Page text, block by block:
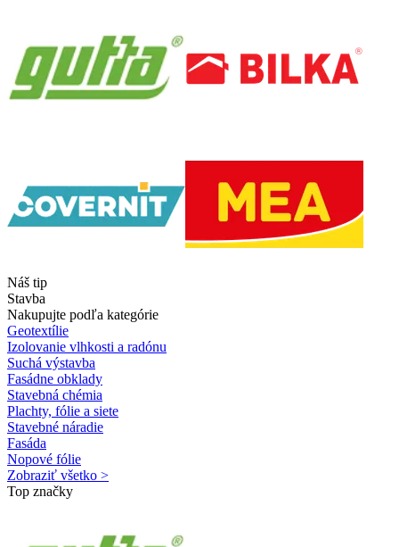
Náš tip
Stavba
Nakupujte podľa kategórie
Geotextílie
Izolovanie vlhkosti a radónu
Suchá výstavba
Fasádne obklady
Stavebná chémia
Plachty, fólie a siete
Stavebné náradie
Fasáda
Nopové fólie
Zobraziť všetko >
Top značky